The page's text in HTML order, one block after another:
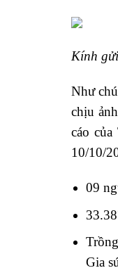
Kính
Như
chịu
cáo
10/10/
09
Gia